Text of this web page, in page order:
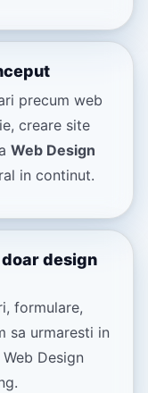
precum web
creare site
Web Design
in continut.
design
formulare,
sa urmaresti in
Design